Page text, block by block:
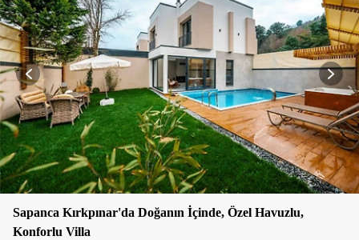
Sapanca Kırkpınar'da Doğanın İçinde, Özel Havuzlu,
Konforlu Villa